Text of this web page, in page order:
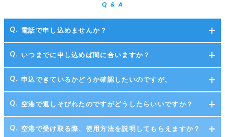
Q & A
電話で申し込めませんか？
いつまでに申し込めば間に合いますか？
申込できているかどうか確認したいのですが。
空港で返しそびれたのですがどうしたらいいですか？
空港で受け取る際、使用方法を説明してもらえますか？